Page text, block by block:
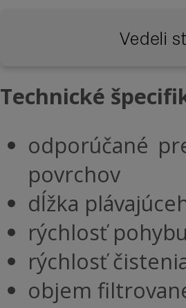
Technické
odporúčané
povrchov
dĺžka
rýchlosť
rýchlosť
objem